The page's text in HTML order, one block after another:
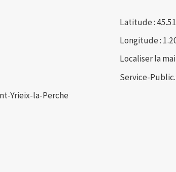
Yrieix-la-Perche
Latitude :
Longitude :
Localiser la
Service-